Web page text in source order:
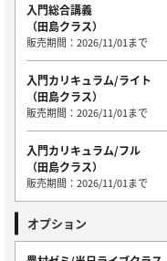
入門総合講義
（田島クラス）
販売期間：2026/11/01まで
入門カリキュラム/ライト
（田島クラス）
販売期間：2026/11/01まで
入門カリキュラム/フル
（田島クラス）
販売期間：2026/11/01まで
オプション